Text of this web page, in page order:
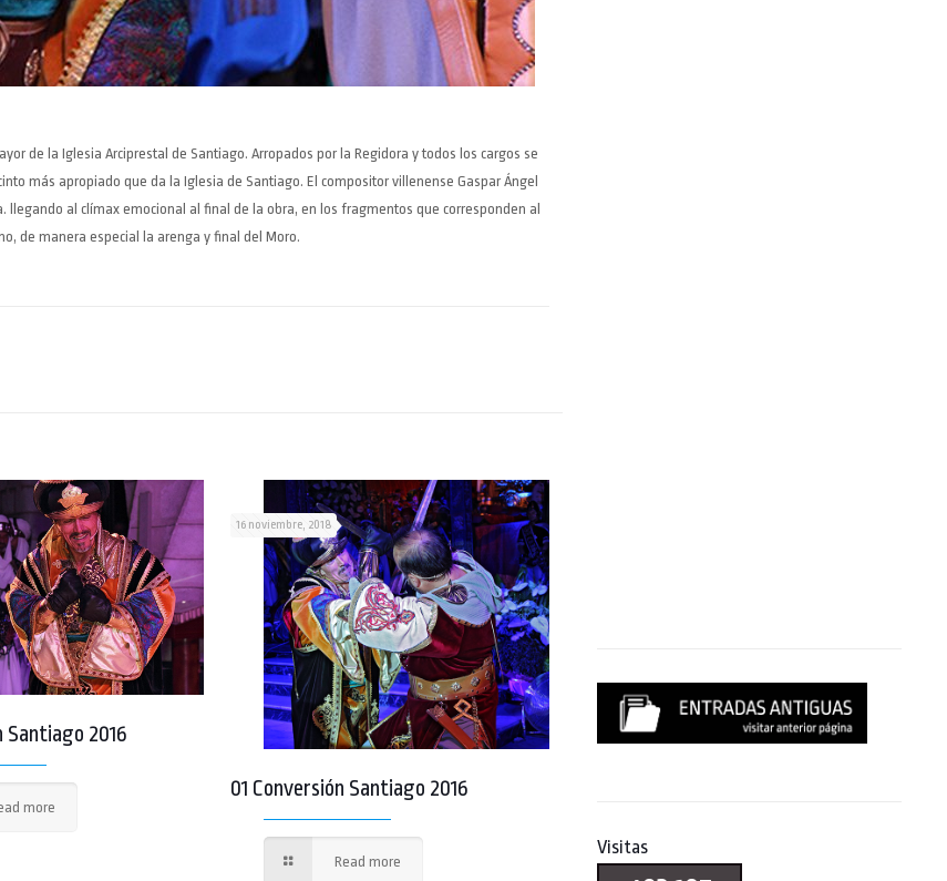
de la Iglesia Arciprestal de Santiago. Arropados por la Regidora y todos los cargos se
más apropiado que da la Iglesia de Santiago. El compositor villenense Gaspar Ángel
al clímax emocional al final de la obra, en los fragmentos que corresponden al
de manera especial la arenga y final del Moro.
Santiago 2016
more
16 noviembre, 2018
01 Conversión Santiago 2016
Read more
Visitas